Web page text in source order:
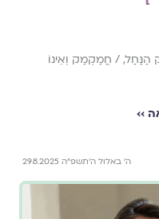
הַנַּחַל, / חֲמַקְמַק וְאֵינוֹ
››
ה׳ באלול ה׳תשפ״ה 29.8.2025